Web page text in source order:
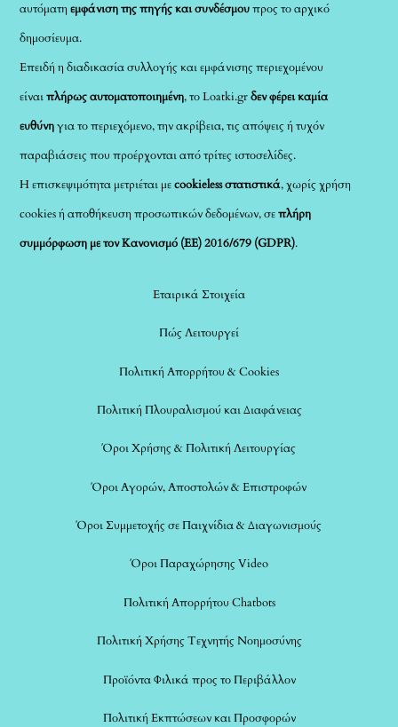
αυτόματηεμφάνιση της πηγής και συνδέσμουπρος το αρχικό
δημοσίευμα.
Επειδή η διαδικασία συλλογής και εμφάνισης περιεχομένου
είναιπλήρως αυτοματοποιημένη, το Loatki.grδεν φέρει καμία
ευθύνηγια το περιεχόμενο, την ακρίβεια, τις απόψεις ή τυχόν
παραβιάσεις που προέρχονται από τρίτες ιστοσελίδες.
Η επισκεψιμότητα μετριέται μεcookieless στατιστικά, χωρίς χρήση
cookies ή αποθήκευση προσωπικών δεδομένων, σεπλήρη
συμμόρφωση με τον Κανονισμό (ΕΕ) 2016/679 (GDPR).
Εταιρικά Στοιχεία
Πώς Λειτουργεί
Πολιτική Απορρήτου & Cookies
Πολιτική Πλουραλισμού και Διαφάνειας
Όροι Χρήσης & Πολιτική Λειτουργίας
Όροι Αγορών, Αποστολών & Επιστροφών
Όροι Συμμετοχής σε Παιχνίδια & Διαγωνισμούς
Όροι Παραχώρησης Video
Πολιτική Απορρήτου Chatbots
Πολιτική Χρήσης Τεχνητής Νοημοσύνης
Προϊόντα Φιλικά προς το Περιβάλλον
Πολιτική Εκπτώσεων και Προσφορών